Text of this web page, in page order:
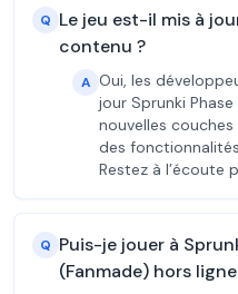
Q Le jeu est-il mis à
contenu ?
A Oui, les
jour Sprunki
nouvelles
des
Restez à l’écoute
Q Puis-je jouer à
(Fanmade) hors